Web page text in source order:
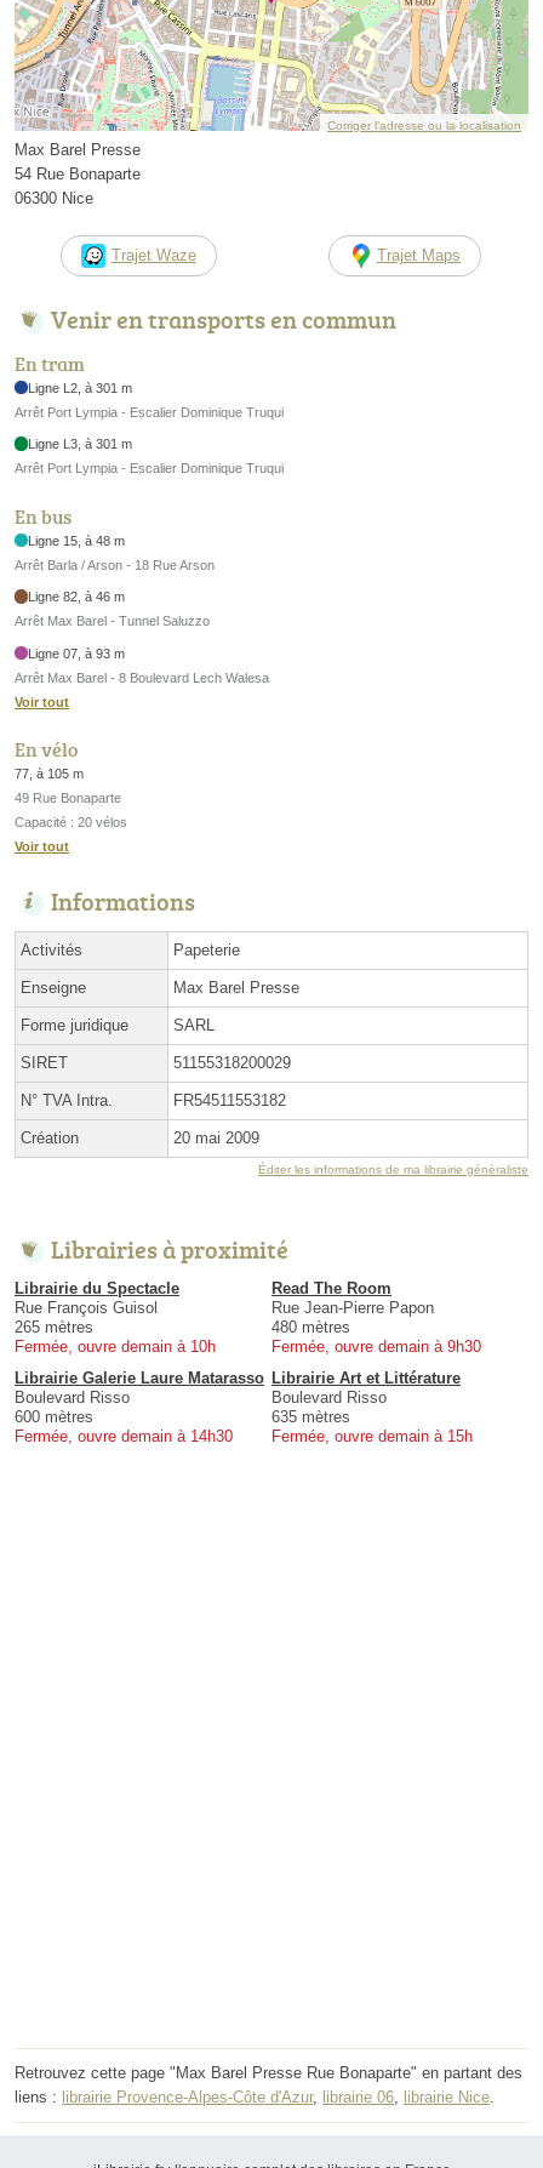
Corriger l’adresse ou la localisation
Max Barel Presse
54 Rue Bonaparte
06300 Nice
Trajet Waze Trajet Maps
Venir en transports en commun
En tram
Ligne L2, à 301 m
Arrêt Port Lympia - Escalier Dominique Truqui
Ligne L3, à 301 m
Arrêt Port Lympia - Escalier Dominique Truqui
En bus
Ligne 15, à 48 m
Arrêt Barla / Arson - 18 Rue Arson
Ligne 82, à 46 m
Arrêt Max Barel - Tunnel Saluzzo
Ligne 07, à 93 m
Arrêt Max Barel - 8 Boulevard Lech Walesa
Voir tout
En vélo
77, à 105 m
49 Rue Bonaparte
Capacité : 20 vélos
Voir tout
Informations
Activités Papeterie
Enseigne Max Barel Presse
Forme juridique SARL
SIRET 51155318200029
N° TVA Intra. FR54511553182
Création 20 mai 2009
Éditer les informations de ma librairie généraliste
Librairies à proximité
Librairie du Spectacle
Rue François Guisol
265 mètres
Fermée, ouvre demain à 10h
Read The Room
Rue Jean-Pierre Papon
480 mètres
Fermée, ouvre demain à 9h30
Librairie Galerie Laure Matarasso
Boulevard Risso
600 mètres
Fermée, ouvre demain à 14h30
Librairie Art et Littérature
Boulevard Risso
635 mètres
Fermée, ouvre demain à 15h
Retrouvez cette page "Max Barel Presse Rue Bonaparte" en partant des
liens : librairie Provence-Alpes-Côte d'Azur, librairie 06, librairie Nice.